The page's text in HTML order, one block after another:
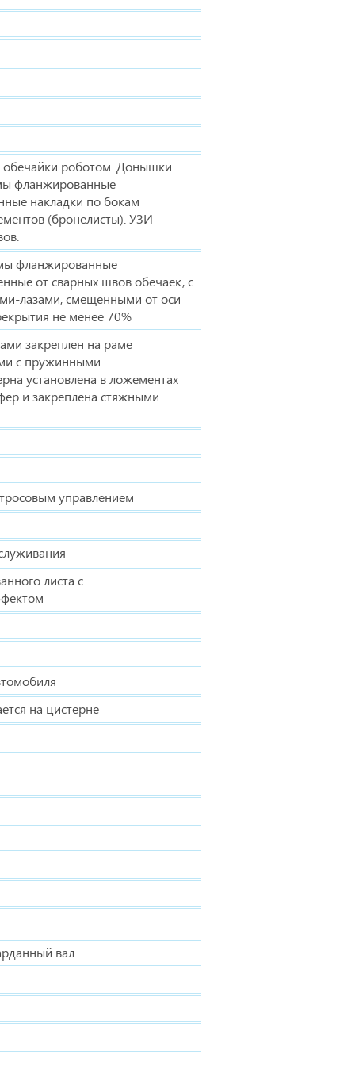
обечайки роботом. Донышки
фланжированные
накладки по бокам
(бронелисты). УЗИ
фланжированные
от сварных швов обечаек, с
лазами, смещенными от оси
не менее 70%
закреплен на раме
с пружинными
установлена в ложементах
и закреплена стяжными
управлением
листа с
на цистерне
вал